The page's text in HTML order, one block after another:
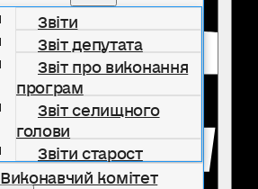
Звіти
Звіт депутата
Звіт про виконання
програм
Звіт селищного
голови
Звіти старост
Виконавчий комітет